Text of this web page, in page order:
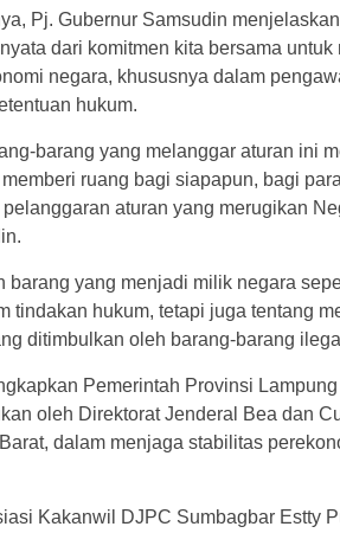
Pj. Gubernur Samsudin
dari komitmen kita bersama
negara, khususnya dalam
hukum.
barang yang melanggar aturan ini
ruang bagi siapapun, bagi
aturan yang merugikan
barang yang menjadi milik negara
tindakan hukum, tetapi juga tentang
ditimbulkan oleh barang-barang
Pemerintah Provinsi
oleh Direktorat Jenderal Bea dan
dalam menjaga stabilitas
Kakanwil DJPC Sumbagbar Estty